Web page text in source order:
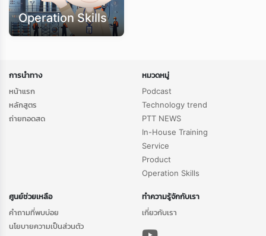
Operation Skills
การนำทาง
หน้าแรก
หลักสูตร
ถ่ายทอดสด
หมวดหมู่
Podcast
Technology trend
PTT NEWS
In-House Training
Service
Product
Operation Skills
ศูนย์ช่วยเหลือ
คำถามที่พบบ่อย
นโยบายความเป็นส่วนตัว
ทำความรู้จักกับเรา
เกี่ยวกับเรา